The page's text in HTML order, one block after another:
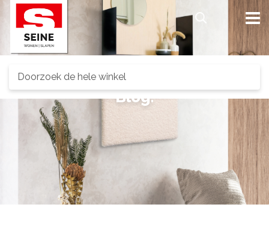
Blog.
Search